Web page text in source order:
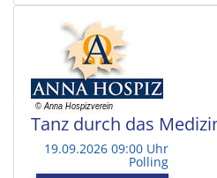
Tanz durch das
19.09.2026 09:00 Uhr
Polling